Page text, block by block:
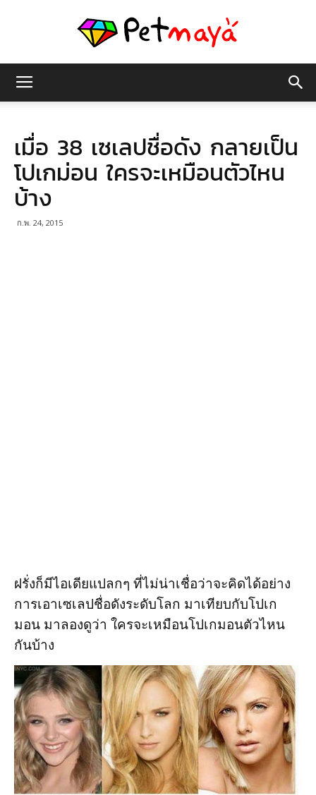
มายา
เมื่อ 38 เซเลปชื่อดัง กลายเป็น
โปเกม่อน ใครจะเหมือนตัวไหน
บ้าง
ก.พ. 24, 2015
ฝรั่งก็มีไอเดียแปลกๆ ที่ไม่น่าเชื่อว่าจะคิดได้อย่าง
การเอาเซเลปชื่อดังระดับโลก มาเทียบกับโปเก
มอน มาลองดูว่า ใครจะเหมือนโปเกมอนตัวไหน
กันบ้าง